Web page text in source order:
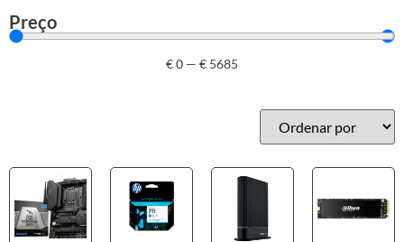
Mais acessórios USB
HP
Outros acessórios de informática
Preço
€0 — € 5685